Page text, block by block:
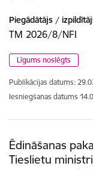
Piegādātājs /
TM 2026/8/NFI
Līgums noslēgts
Publikācijas datums:
Iesniegšanas datums
Ēdināšanas
Tieslietu